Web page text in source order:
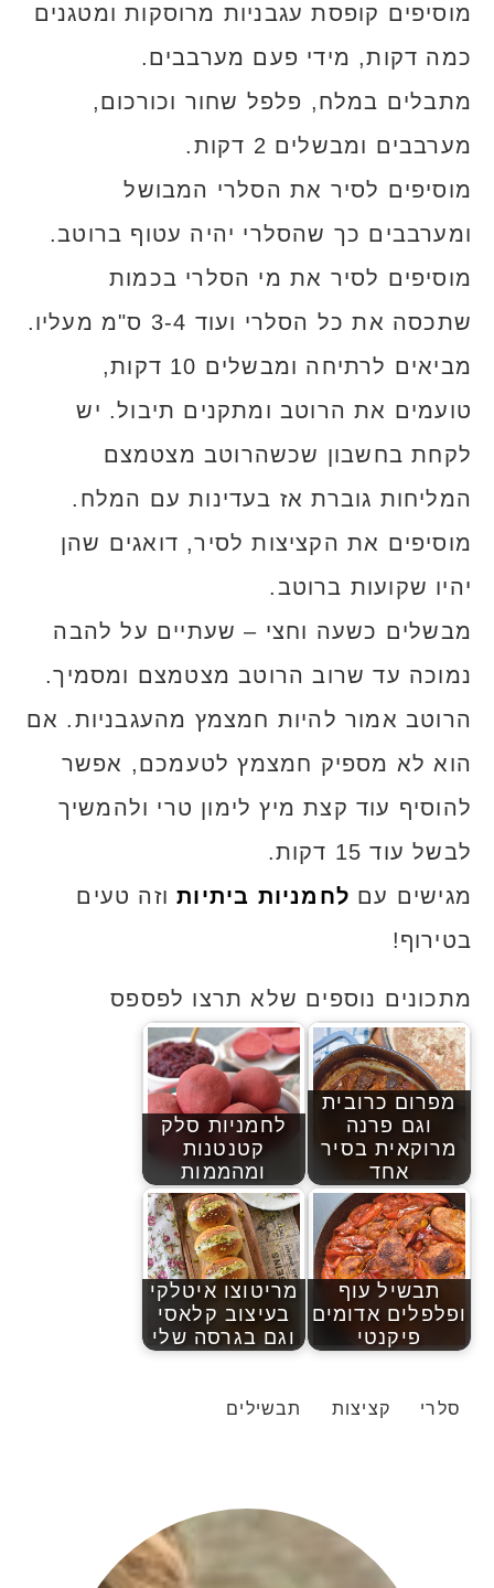
מוסיפים קופסת עגבניות מרוסקות ומטגנים
כמה דקות, מידי פעם מערבבים.
מתבלים במלח, פלפל שחור וכורכום,
מערבבים ומבשלים 2 דקות.
מוסיפים לסיר את הסלרי המבושל
ומערבבים כך שהסלרי יהיה עטוף ברוטב.
מוסיפים לסיר את מי הסלרי בכמות
שתכסה את כל הסלרי ועוד 3-4 ס"מ מעליו.
מביאים לרתיחה ומבשלים 10 דקות,
טועמים את הרוטב ומתקנים תיבול. יש
לקחת בחשבון שכשהרוטב מצטמצם
המליחות גוברת אז בעדינות עם המלח.
מוסיפים את הקציצות לסיר, דואגים שהן
יהיו שקועות ברוטב.
מבשלים כשעה וחצי – שעתיים על להבה
נמוכה עד שרוב הרוטב מצטמצם ומסמיך.
הרוטב אמור להיות חמצמץ מהעגבניות. אם
הוא לא מספיק חמצמץ לטעמכם, אפשר
להוסיף עוד קצת מיץ לימון טרי ולהמשיך
לבשל עוד 15 דקות.
מגישים עם לחמניות ביתיותוזה טעים
בטירוף!
מתכונים נוספים שלא תרצו לפספס
מפרום כרובית
וגם פרנה
מרוקאית בסיר
אחד
לחמניות סלק
קטנטנות
ומהממות
תבשיל עוף
ופלפלים אדומים
פיקנטי
מריטוצו איטלקי
בעיצוב קלאסי
וגם בגרסה שלי
סלרי קציצות תבשילים